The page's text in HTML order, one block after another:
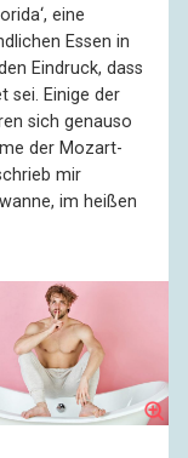
eine
Essen in
Eindruck, dass
sei. Einige der
sich genauso
der Mozart-
mir
im heißen